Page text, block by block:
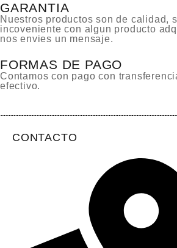
GARANTIA
Nuestros productos son de calidad,
incoveniente con algun producto
nos envies un mensaje.
FORMAS DE PAGO
Contamos con pago con
efectivo.
CONTACTO